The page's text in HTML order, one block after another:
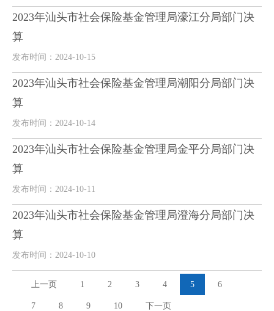
2023年汕头市社会保险基金管理局濠江分局部门决
算
发布时间：2024-10-15
2023年汕头市社会保险基金管理局潮阳分局部门决
算
发布时间：2024-10-14
2023年汕头市社会保险基金管理局金平分局部门决
算
发布时间：2024-10-11
2023年汕头市社会保险基金管理局澄海分局部门决
算
发布时间：2024-10-10
上一页 1 2 3 4 5 6
7 8 9 10 下一页